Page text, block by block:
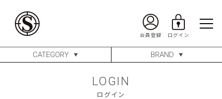
CATEGORY BRAND
LOGIN
ログイン